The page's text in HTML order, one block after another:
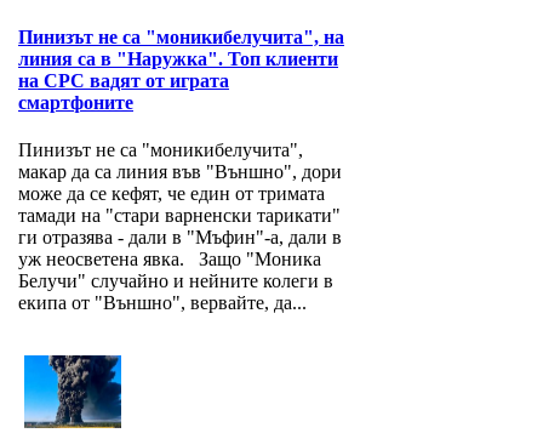
Пинизът не са "моникибелучита", на
линия са в "Наружка". Топ клиенти
на СРС вадят от играта
смартфоните
Пинизът не са "моникибелучита",
макар да са линия във "Външно", дори
може да се кефят, че един от тримата
тамади на "стари варненски тарикати"
ги отразява - дали в "Мъфин"-а, дали в
уж неосветена явка. Защо "Моника
Белучи" случайно и нейните колеги в
екипа от "Външно", вервайте, да...